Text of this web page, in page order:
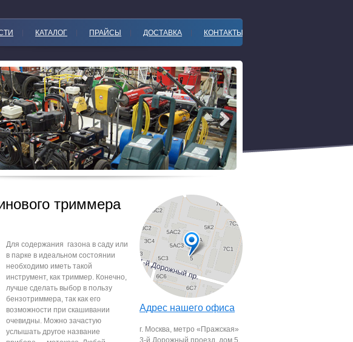
КАТАЛОГ ПРАЙСЫ ДОСТАВКА КОНТАКТЫ
триммера
Для содержания газона в саду или
в парке в идеальном состоянии
необходимо иметь такой
инструмент, как триммер. Конечно,
лучше сделать выбор в пользу
бензотриммера, так как его
возможности при скашивании
очевидны. Можно зачастую
услышать другое название
Адрес нашего офиса
г. Москва, метро «Пражская»
3-й Дорожный проезд, дом 5,